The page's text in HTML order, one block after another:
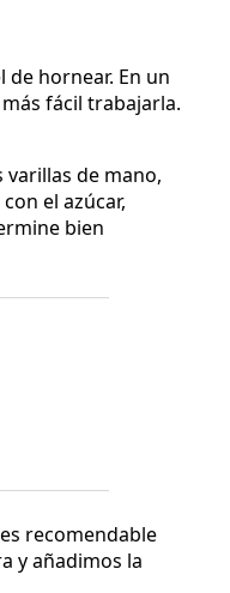
hornear. En un
fácil trabajarla.
varillas de mano,
el azúcar,
bien
recomendable
y añadimos la